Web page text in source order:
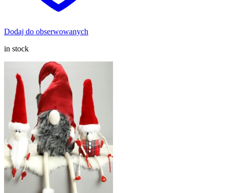
Dodaj do obserwowanych
in stock